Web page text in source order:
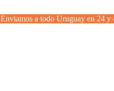
Enviamos a todo Uruguay en 24